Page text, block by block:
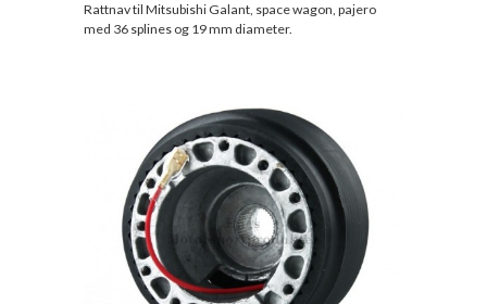
Rattnav til Mitsubishi Galant, space wagon, pajero
med 36 splines og 19 mm diameter.